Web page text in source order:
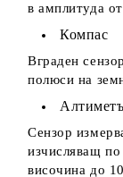
в амплитуда
Компас
Вграден
полюси на
Сензор
изчисляващ по
височина до